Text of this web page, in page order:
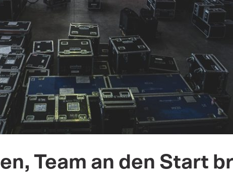
Team an den Start